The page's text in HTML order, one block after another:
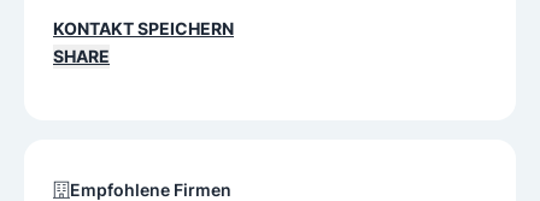
KONTAKT SPEICHERN
SHARE
Empfohlene Firmen